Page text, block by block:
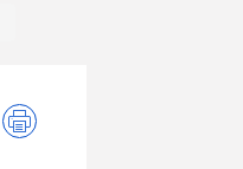
Impression